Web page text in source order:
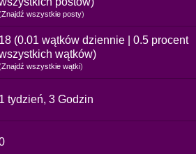
Znajdź wszystkie posty)
18 (0.01 wątków dziennie | 0.5 procent
wątków)
Znajdź wszystkie wątki)
1 tydzień, 3 Godzin